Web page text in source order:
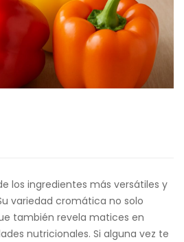
los ingredientes más versátiles y
variedad cromática no solo
también revela matices en
nutricionales. Si alguna vez te